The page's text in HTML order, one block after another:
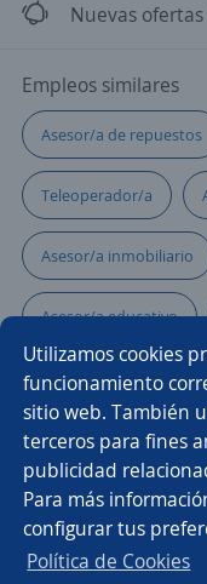
Nuevas
Empleos similares
Asesor/a de repuestos
Teleoperador/a
Asesor/a inmobiliario
Asesor/a educativo
Asesor seguridad
Call center
Promotor/a asesor de
Asesor/a de productos
CT App
Utilizamos cookies
funcionamiento
sitio web. También
terceros para fines
publicidad
Para más
configurar tus
Política de Cookies